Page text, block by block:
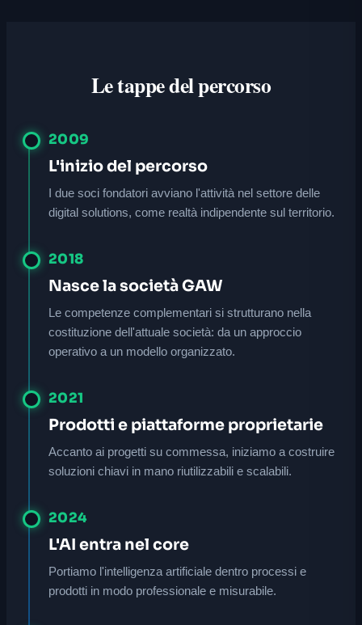
Le tappe del percorso
2009
L'inizio del percorso
I due soci fondatori avviano l'attività nel settore delle
digital solutions, come realtà indipendente sul territorio.
2018
Nasce la società GAW
Le competenze complementari si strutturano nella
costituzione dell'attuale società: da un approccio
operativo a un modello organizzato.
2021
Prodotti e piattaforme proprietarie
Accanto ai progetti su commessa, iniziamo a costruire
soluzioni chiavi in mano riutilizzabili e scalabili.
2024
L'AI entra nel core
Portiamo l'intelligenza artificiale dentro processi e
prodotti in modo professionale e misurabile.